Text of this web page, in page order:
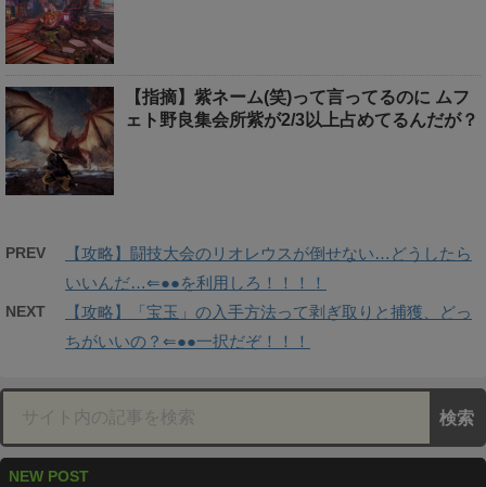
【指摘】紫ネーム(笑)って言ってるのに ムフ
ェト野良集会所紫が2/3以上占めてるんだが？
PREV
【攻略】闘技大会のリオレウスが倒せない…どうしたら
いいんだ…⇐●●を利用しろ！！！！
NEXT
【攻略】「宝玉」の入手方法って剥ぎ取りと捕獲、どっ
ちがいいの？⇐●●一択だぞ！！！
NEW POST